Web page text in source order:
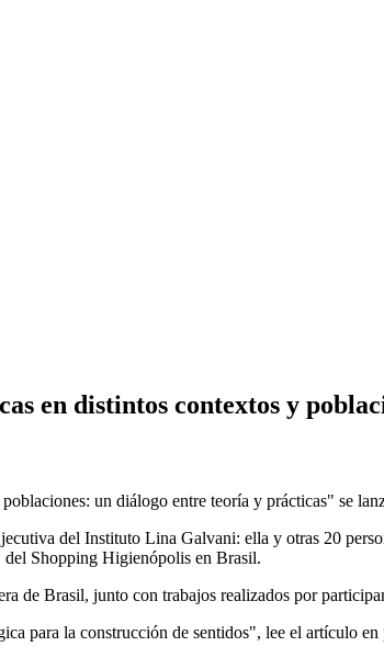
en distintos contextos y
del Instituto Lina Galvani: ella y otras 20
Shopping Higienópolis en Brasil.
de Brasil, junto con trabajos realizados por
para la construcción de sentidos", lee el artículo en